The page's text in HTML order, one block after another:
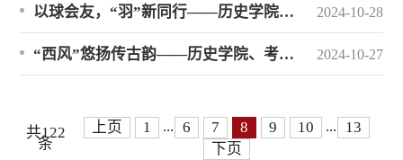
以球会友，“羽”新同行——历史学院、考古学院2024年羽毛球迎新赛成功举办 2024-10-28
“西风”悠扬传古韵——历史学院、考古学院荣获2024年“导学思政”研究生师生合唱比赛二等奖 2024-10-27
共122
条
上页 1 ... 6 7 8 9 10 ...
13
下页